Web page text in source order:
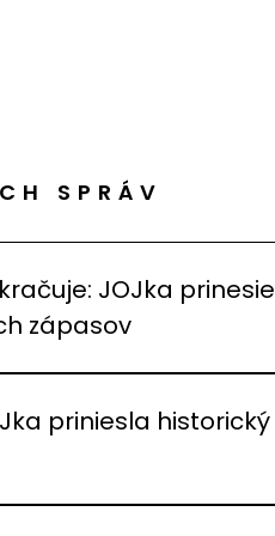
SPRÁV
JOJka prinesie
zápasov
priniesla historický